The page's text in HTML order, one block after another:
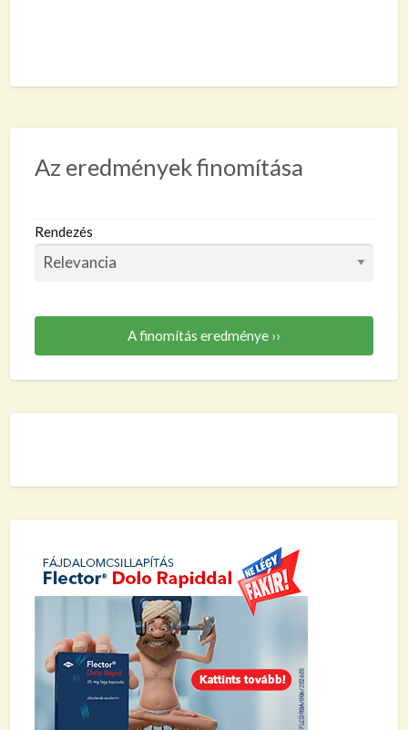
Az eredmények finomítása
Rendezés
A finomítás eredménye ››